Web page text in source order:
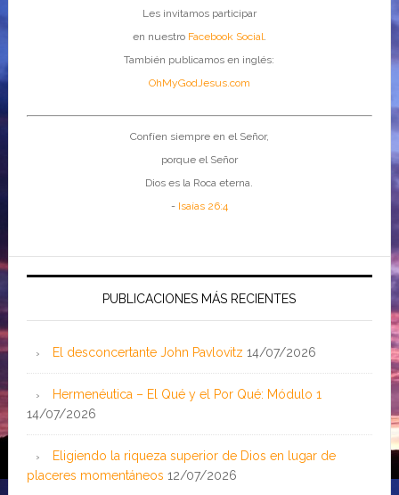
Les invitamos participar
en nuestro Facebook Social.
También publicamos en inglés:
OhMyGodJesus.com
Confíen siempre en el Señor,
porque el Señor
Dios es la Roca eterna.
- Isaías 26:4
PUBLICACIONES MÁS RECIENTES
El desconcertante John Pavlovitz 14/07/2026
Hermenéutica – El Qué y el Por Qué: Módulo 1
14/07/2026
Eligiendo la riqueza superior de Dios en lugar de
placeres momentáneos 12/07/2026